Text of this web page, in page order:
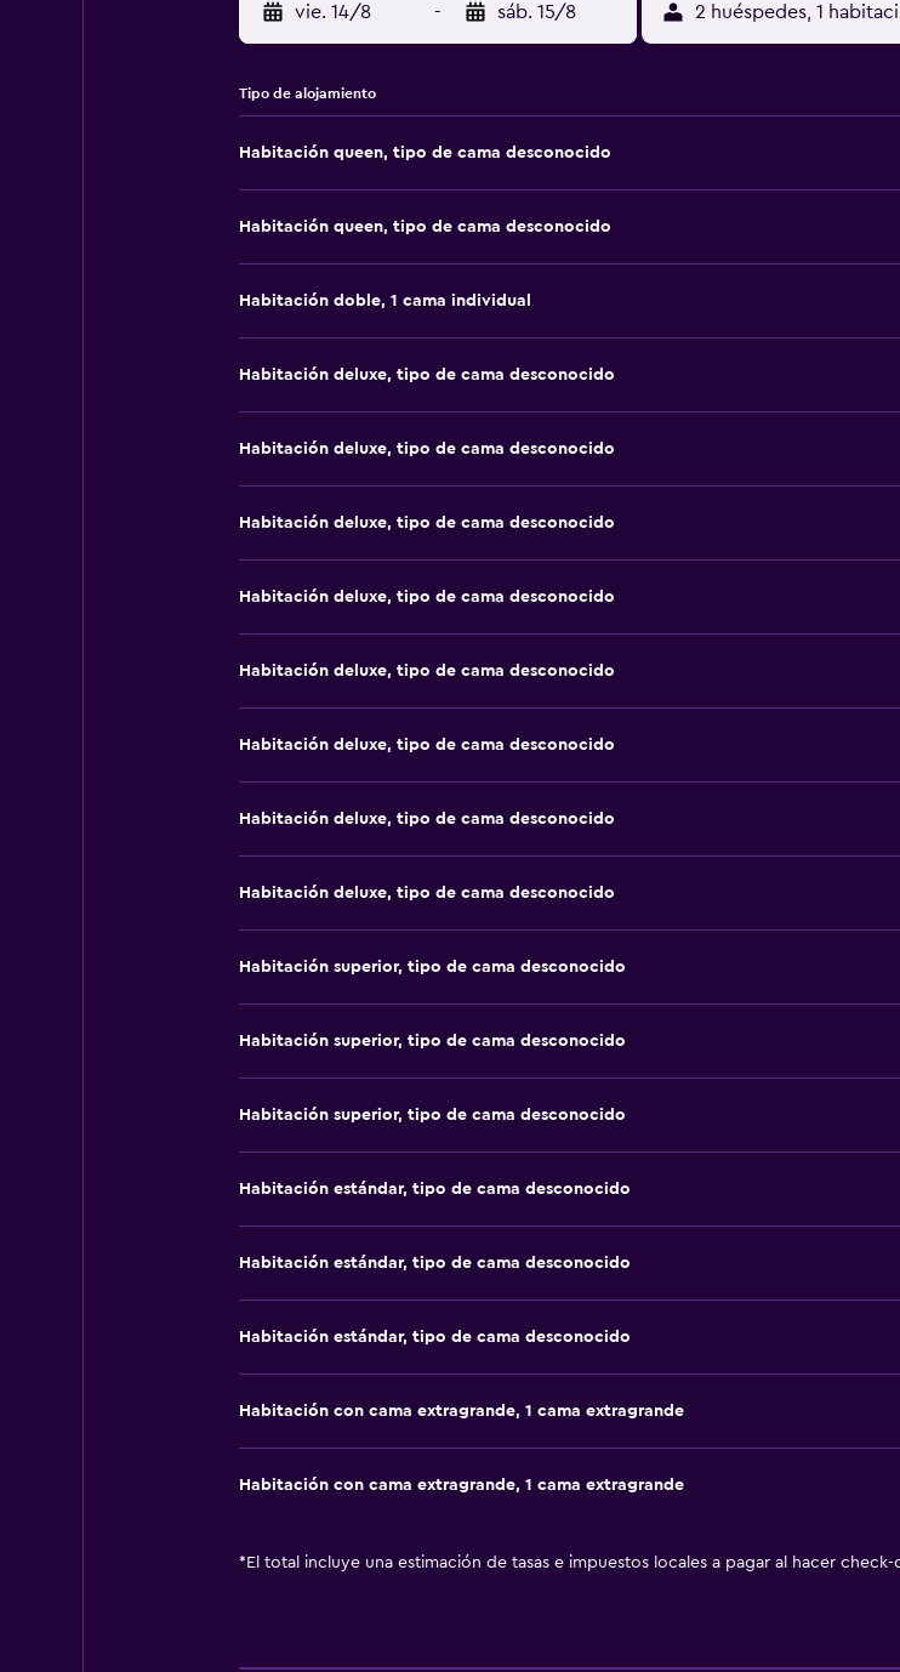
vie. 14/8 - sáb. 15/8 2 huéspedes, 1
Tipo de alojamiento
Habitación queen, tipo de cama desconocido
Habitación queen, tipo de cama desconocido
Habitación doble, 1 cama individual
Habitación deluxe, tipo de cama desconocido
Habitación deluxe, tipo de cama desconocido
Habitación deluxe, tipo de cama desconocido
Habitación deluxe, tipo de cama desconocido
Habitación deluxe, tipo de cama desconocido
Habitación deluxe, tipo de cama desconocido
Habitación deluxe, tipo de cama desconocido
Habitación deluxe, tipo de cama desconocido
Habitación superior, tipo de cama desconocido
Habitación superior, tipo de cama desconocido
Habitación superior, tipo de cama desconocido
Habitación estándar, tipo de cama desconocido
Habitación estándar, tipo de cama desconocido
Habitación estándar, tipo de cama desconocido
Habitación con cama extragrande, 1 cama extragrande
Habitación con cama extragrande, 1 cama extragrande
* El total incluye una estimación de tasas e impuestos locales a pagar al hacer check-